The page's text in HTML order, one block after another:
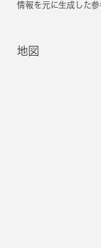
情報を元に生成した参
地図